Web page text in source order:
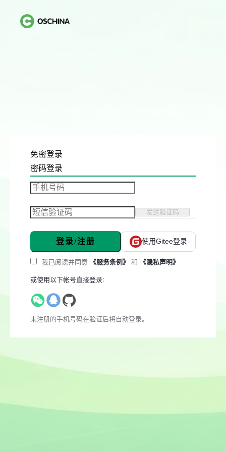
免密登录
密码登录
发送验证码
登录/注册 使用Gitee登录
我已阅读并同意 《服务条例》 和 《隐私声明》
或使用以下帐号直接登录:
未注册的手机号码在验证后将自动登录。